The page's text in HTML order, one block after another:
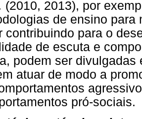
(2010, 2013), por
de ensino para
contribuindo para o
de escuta e
podem ser
atuar de modo a
pró-sociais.